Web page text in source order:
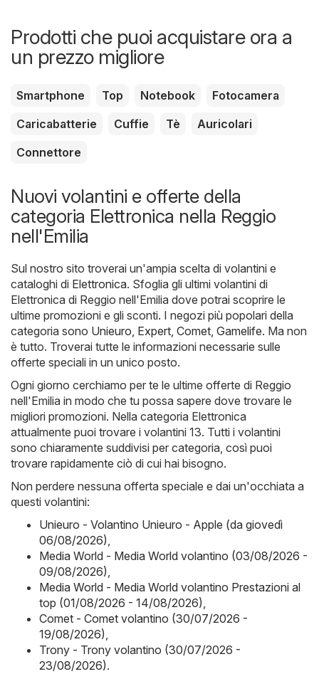
Prodotti che puoi acquistare ora a
un prezzo migliore
Smartphone Top Notebook
Fotocamera
Caricabatterie
Cuffie Tè
Auricolari
Connettore
Nuovi volantini e offerte della
categoria Elettronica nella Reggio
nell'Emilia
Sul nostro sito troverai un'ampia scelta di volantini e
cataloghi di Elettronica. Sfoglia gli ultimi volantini di
Elettronica di Reggio nell'Emilia dove potrai scoprire le
ultime promozioni e gli sconti. I negozi più popolari della
categoria sono Unieuro, Expert, Comet, Gamelife. Ma non
è tutto. Troverai tutte le informazioni necessarie sulle
offerte speciali in un unico posto.
Ogni giorno cerchiamo per te le ultime offerte di Reggio
nell'Emilia in modo che tu possa sapere dove trovare le
migliori promozioni. Nella categoria Elettronica
attualmente puoi trovare i volantini 13. Tutti i volantini
sono chiaramente suddivisi per categoria, così puoi
trovare rapidamente ciò di cui hai bisogno.
Non perdere nessuna offerta speciale e dai un'occhiata a
questi volantini:
Unieuro - Volantino Unieuro - Apple (da giovedì
06/08/2026),
Media World - Media World volantino (03/08/2026 -
09/08/2026),
Media World - Media World volantino Prestazioni al
top (01/08/2026 - 14/08/2026),
Comet - Comet volantino (30/07/2026 -
19/08/2026),
Trony - Trony volantino (30/07/2026 -
23/08/2026).